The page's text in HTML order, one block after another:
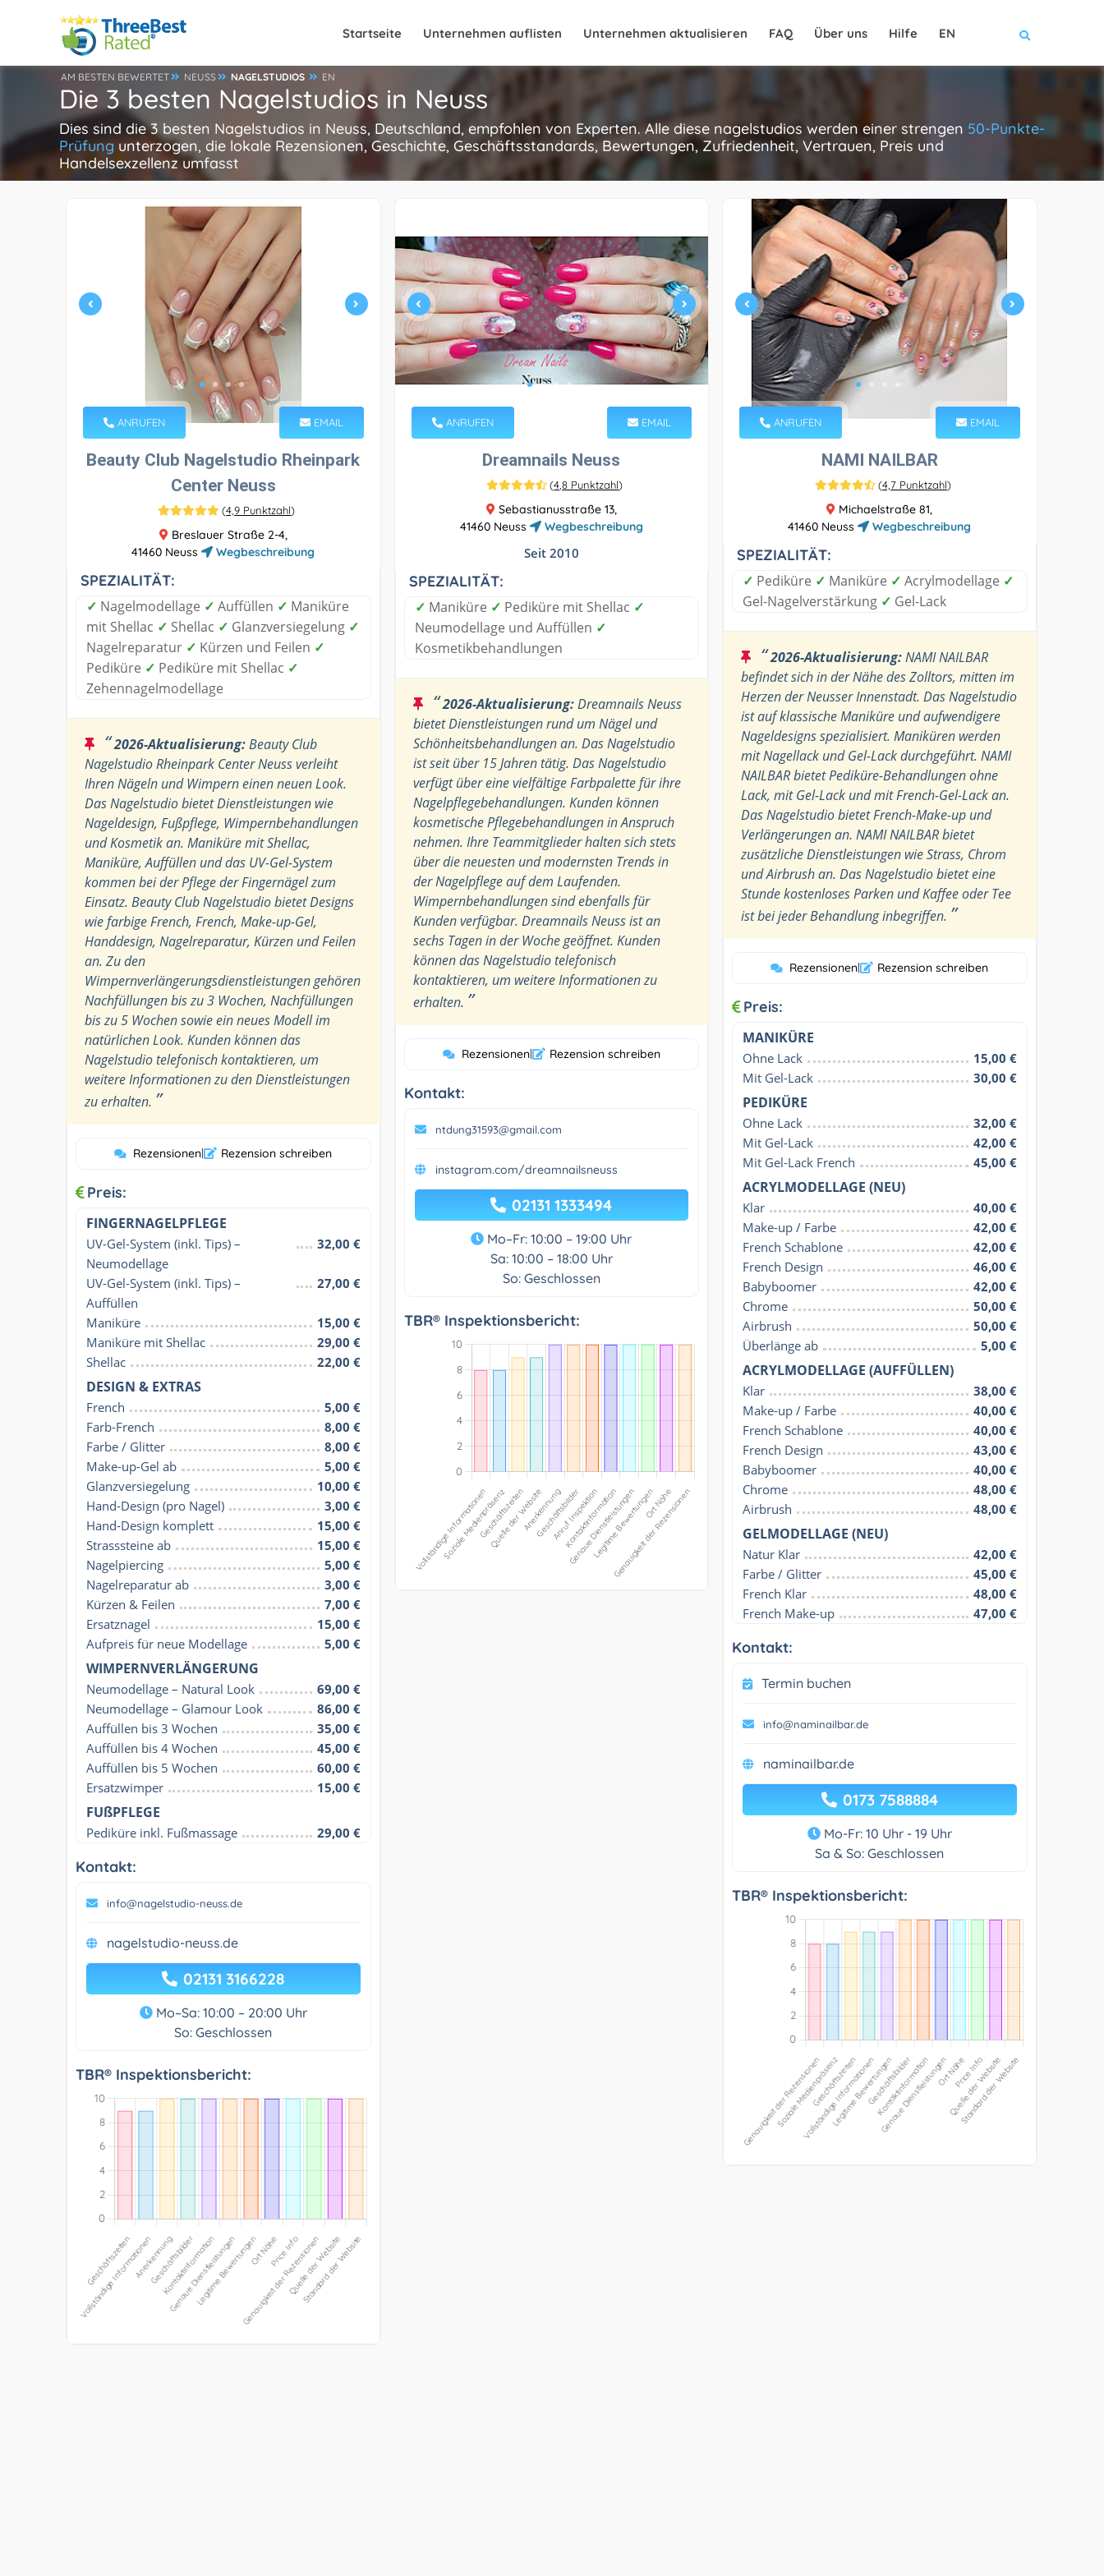
Startseite Unternehmen auflisten Unternehmen aktualisieren FAQ Über uns Hilfe EN
AM BESTEN BEWERTET NEUSS NAGELSTUDIOS EN
Die 3 besten Nagelstudios in Neuss
Dies sind die 3 besten Nagelstudios in Neuss, Deutschland, empfohlen von Experten. Alle diese nagelstudios werden einer strengen 50-Punkte-
Prüfung unterzogen, die lokale Rezensionen, Geschichte, Geschäftsstandards, Bewertungen, Zufriedenheit, Vertrauen, Preis und
Handelsexzellenz umfasst
ANRUFEN EMAIL
Beauty Club Nagelstudio Rheinpark
Center Neuss
(4,9 Punktzahl)
Breslauer Straße 2-4,
41460 Neuss
Wegbeschreibung
SPEZIALITÄT:
✓ Nagelmodellage ✓ Auffüllen ✓ Maniküre
mit Shellac ✓ Shellac ✓ Glanzversiegelung ✓
Nagelreparatur ✓ Kürzen und Feilen ✓
Pediküre ✓ Pediküre mit Shellac ✓
Zehennagelmodellage
“2026-Aktualisierung:Beauty Club
Nagelstudio Rheinpark Center Neuss verleiht
Ihren Nägeln und Wimpern einen neuen Look.
Das Nagelstudio bietet Dienstleistungen wie
Nageldesign, Fußpflege, Wimpernbehandlungen
und Kosmetik an. Maniküre mit Shellac,
Maniküre, Auffüllen und das UV-Gel-System
kommen bei der Pflege der Fingernägel zum
Einsatz. Beauty Club Nagelstudio bietet Designs
wie farbige French, French, Make-up-Gel,
Handdesign, Nagelreparatur, Kürzen und Feilen
an. Zu den
Wimpernverlängerungsdienstleistungen gehören
Nachfüllungen bis zu 3 Wochen, Nachfüllungen
bis zu 5 Wochen sowie ein neues Modell im
natürlichen Look. Kunden können das
Nagelstudio telefonisch kontaktieren, um
weitere Informationen zu den Dienstleistungen
zu erhalten. ”
Rezensionen| Rezension schreiben
Preis:
FINGERNAGELPFLEGE
UV-Gel-System (inkl. Tips) –
Neumodellage
32,00 €
UV-Gel-System (inkl. Tips) –
Auffüllen
27,00 €
Maniküre
15,00 €
Maniküre mit Shellac
29,00 €
Shellac
22,00 €
DESIGN & EXTRAS
French
5,00 €
Farb-French
8,00 €
Farbe / Glitter
8,00 €
Make-up-Gel ab
5,00 €
Glanzversiegelung
10,00 €
Hand-Design (pro Nagel)
3,00 €
Hand-Design komplett
15,00 €
Strasssteine ab
15,00 €
Nagelpiercing
5,00 €
Nagelreparatur ab
3,00 €
Kürzen & Feilen
7,00 €
Ersatznagel
15,00 €
Aufpreis für neue Modellage
5,00 €
WIMPERNVERLÄNGERUNG
Neumodellage – Natural Look
69,00 €
Neumodellage – Glamour Look
86,00 €
Auffüllen bis 3 Wochen
35,00 €
Auffüllen bis 4 Wochen
45,00 €
Auffüllen bis 5 Wochen
60,00 €
Ersatzwimper
15,00 €
FUßPFLEGE
Pediküre inkl. Fußmassage 29,00 €
Kontakt:
info@nagelstudio-neuss.de
nagelstudio-neuss.de
02131 3166228
Mo–Sa: 10:00 – 20:00 Uhr
So: Geschlossen
TBR® Inspektionsbericht:
ANRUFEN EMAIL
Dreamnails Neuss
(4,8 Punktzahl)
Sebastianusstraße 13,
41460 Neuss
Wegbeschreibung
Seit 2010
SPEZIALITÄT:
✓ Maniküre ✓ Pediküre mit Shellac ✓
Neumodellage und Auffüllen ✓
Kosmetikbehandlungen
“2026-Aktualisierung:Dreamnails Neuss
bietet Dienstleistungen rund um Nägel und
Schönheitsbehandlungen an. Das Nagelstudio
ist seit über 15 Jahren tätig. Das Nagelstudio
verfügt über eine vielfältige Farbpalette für ihre
Nagelpflegebehandlungen. Kunden können
kosmetische Pflegebehandlungen in Anspruch
nehmen. Ihre Teammitglieder halten sich stets
über die neuesten und modernsten Trends in
der Nagelpflege auf dem Laufenden.
Wimpernbehandlungen sind ebenfalls für
Kunden verfügbar. Dreamnails Neuss ist an
sechs Tagen in der Woche geöffnet. Kunden
können das Nagelstudio telefonisch
kontaktieren, um weitere Informationen zu
erhalten. ”
Rezensionen| Rezension schreiben
Kontakt:
ntdung31593@gmail.com
instagram.com/dreamnailsneuss
02131 1333494
Mo–Fr: 10:00 – 19:00 Uhr
Sa: 10:00 – 18:00 Uhr
So: Geschlossen
TBR® Inspektionsbericht:
ANRUFEN EMAIL
NAMI NAILBAR
(4,7 Punktzahl)
Michaelstraße 81,
41460 Neuss
Wegbeschreibung
SPEZIALITÄT:
✓ Pediküre ✓ Maniküre ✓ Acrylmodellage ✓
Gel-Nagelverstärkung ✓ Gel-Lack
“2026-Aktualisierung:NAMI NAILBAR
befindet sich in der Nähe des Zolltors, mitten im
Herzen der Neusser Innenstadt. Das Nagelstudio
ist auf klassische Maniküre und aufwendigere
Nageldesigns spezialisiert. Maniküren werden
mit Nagellack und Gel-Lack durchgeführt. NAMI
NAILBAR bietet Pediküre-Behandlungen ohne
Lack, mit Gel-Lack und mit French-Gel-Lack an.
Das Nagelstudio bietet French-Make-up und
Verlängerungen an. NAMI NAILBAR bietet
zusätzliche Dienstleistungen wie Strass, Chrom
und Airbrush an. Das Nagelstudio bietet eine
Stunde kostenloses Parken und Kaffee oder Tee
ist bei jeder Behandlung inbegriffen. ”
Rezensionen| Rezension schreiben
Preis:
MANIKÜRE
Ohne Lack
15,00 €
Mit Gel-Lack
30,00 €
PEDIKÜRE
Ohne Lack
32,00 €
Mit Gel-Lack
42,00 €
Mit Gel-Lack French
45,00 €
ACRYLMODELLAGE (NEU)
Klar
40,00 €
Make-up / Farbe
42,00 €
French Schablone
42,00 €
French Design
46,00 €
Babyboomer
42,00 €
Chrome
50,00 €
Airbrush
50,00 €
Überlänge ab
5,00 €
ACRYLMODELLAGE (AUFFÜLLEN)
Klar
38,00 €
Make-up / Farbe
40,00 €
French Schablone
40,00 €
French Design
43,00 €
Babyboomer
40,00 €
Chrome
48,00 €
Airbrush
48,00 €
GELMODELLAGE (NEU)
Natur Klar
42,00 €
Farbe / Glitter
45,00 €
French Klar
48,00 €
French Make-up
47,00 €
Kontakt:
Termin buchen
info@naminailbar.de
naminailbar.de
0173 7588884
Mo-Fr: 10 Uhr - 19 Uhr
Sa & So: Geschlossen
TBR® Inspektionsbericht: